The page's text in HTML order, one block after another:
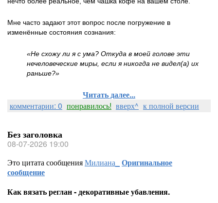
Мне часто задают этот вопрос после погружение в
изменённые состояния сознания:
«Не схожу ли я с ума? Откуда в моей голове эти
нечеловеческие миры, если я никогда не видел(а) их
раньше?»
Читать далее...
комментарии: 0 понравилось! вверх^ к полной версии
Без заголовка
08-07-2026 19:00
Это цитата сообщенияМилиана_ Оригинальное
сообщение
Как вязать реглан - декоративные убавления.